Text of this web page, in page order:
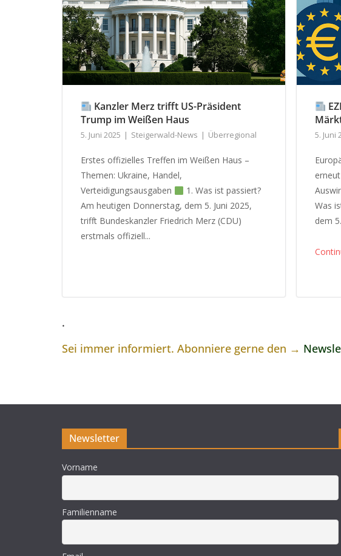
Kanzler Merz trifft US-Präsident
Trump im Weißen Haus
5. Juni 2025 Steigerwald-News Überregional
Erstes offizielles Treffen im Weißen Haus –
Themen: Ukraine, Handel,
Verteidigungsausgaben
1. Was ist passiert?
Am heutigen Donnerstag, dem 5. Juni 2025,
trifft Bundeskanzler Friedrich Merz (CDU)
erstmals offiziell...
5. Juni
Was
dem
.
Sei immer informiert. Abonniere gerne den →
Newsletter
Vorname
Familienname